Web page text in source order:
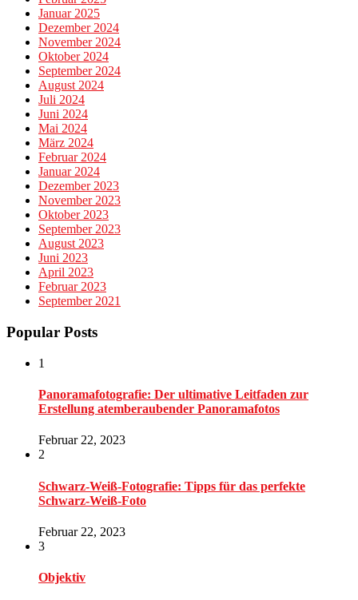
Januar 2025
Dezember 2024
November 2024
Oktober 2024
September 2024
August 2024
Juli 2024
Juni 2024
Mai 2024
März 2024
Februar 2024
Januar 2024
Dezember 2023
November 2023
Oktober 2023
September 2023
August 2023
Juni 2023
April 2023
Februar 2023
September 2021
Popular Posts
1
Panoramafotografie: Der ultimative Leitfaden zur
Erstellung atemberaubender Panoramafotos
Februar 22, 2023
2
Schwarz-Weiß-Fotografie: Tipps für das perfekte
Schwarz-Weiß-Foto
Februar 22, 2023
3
Objektiv